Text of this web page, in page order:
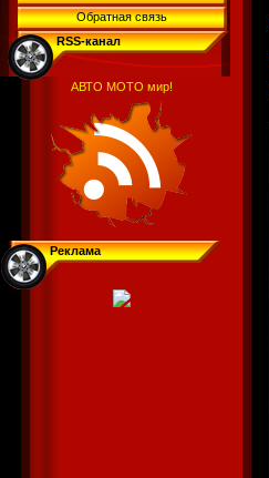
Обратная связь
RSS-канал
АВТО МОТО мир!
Реклама